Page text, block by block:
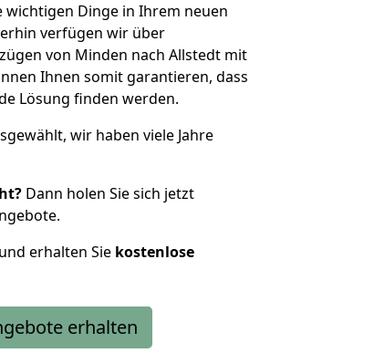
wichtigen Dinge in Ihrem neuen
verfügen wir über
von Minden nach Allstedt mit
Ihnen somit garantieren, dass
Lösung finden werden.
wir haben viele Jahre
Dann holen Sie sich jetzt
erhalten Sie kostenlose
erhalten